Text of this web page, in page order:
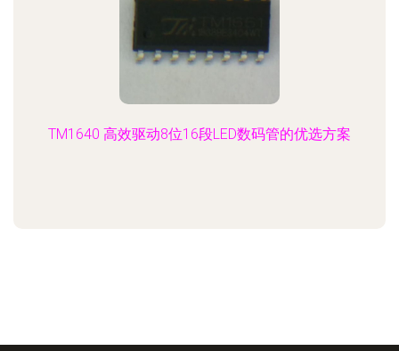
TM1640 高效驱动8位16段LED数码管的优选方案